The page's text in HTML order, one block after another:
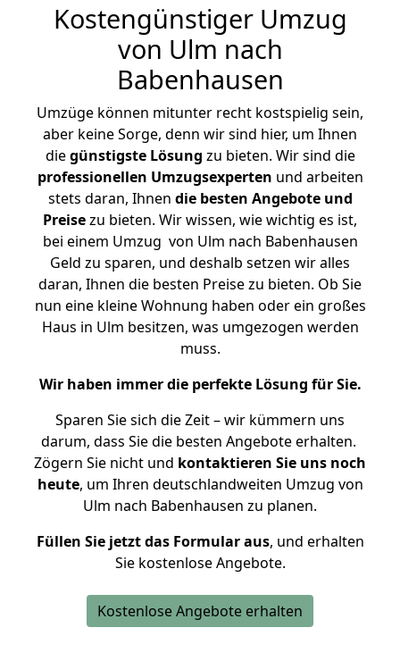
Kostengünstiger Umzug
von Ulm nach
Babenhausen
Umzüge können mitunter recht kostspielig sein,
aber keine Sorge, denn wir sind hier, um Ihnen
diegünstigste Lösung zu bieten. Wir sind die
professionellen Umzugsexperten und arbeiten
stets daran, Ihnen die besten Angebote und
Preisezu bieten. Wir wissen, wie wichtig es ist,
bei einem Umzug von Ulm nach Babenhausen
Geld zu sparen, und deshalb setzen wir alles
daran, Ihnen die besten Preise zu bieten. Ob Sie
nun eine kleine Wohnung haben oder ein großes
Haus in Ulm besitzen, was umgezogen werden
muss.
Wir haben immer die perfekte Lösung für Sie.
Sparen Sie sich die Zeit – wir kümmern uns
darum, dass Sie die besten Angebote erhalten.
Zögern Sie nicht und kontaktieren Sie uns noch
heute, um Ihren deutschlandweiten Umzug von
Ulm nach Babenhausen zu planen.
Füllen Sie jetzt das Formular aus, und erhalten
Sie kostenlose Angebote.
Kostenlose Angebote erhalten